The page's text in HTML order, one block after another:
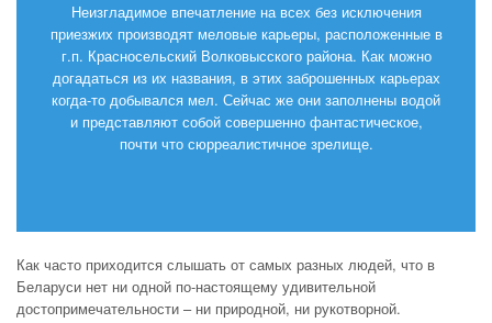
Неизгладимое впечатление на всех без исключения
приезжих производят меловые карьеры, расположенные в
г.п. Красносельский Волковысского района. Как можно
догадаться из их названия, в этих заброшенных карьерах
когда-то добывался мел. Сейчас же они заполнены водой
и представляют собой совершенно фантастическое,
почти что сюрреалистичное зрелище.
Как часто приходится слышать от самых разных людей, что в
Беларуси нет ни одной по-настоящему удивительной
достопримечательности – ни природной, ни рукотворной.